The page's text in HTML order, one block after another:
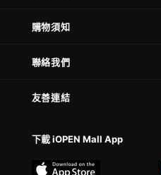
購物須知
聯絡我們
友善連結
下載 iOPEN Mall App